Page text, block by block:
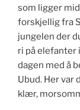
som ligger
forskjellig fra
jungelen der
ri på elefanter
dagen med å
Ubud. Her var
klær,